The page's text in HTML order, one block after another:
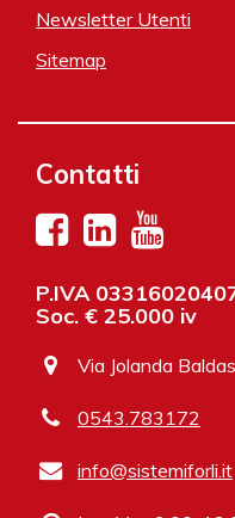
Newsletter Utenti
Sitemap
Contatti
P.IVA
Soc. € 25.000 iv
Via Jolanda
0543.783172
info@sistemiforli.it